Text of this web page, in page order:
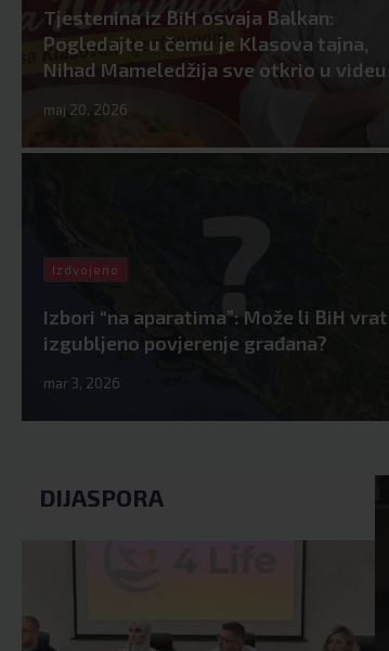
Tjestenina iz BiH osvaja Balkan:
Pogledajte u čemu je Klasova tajna,
Nihad Mameledžija sve otkrio u videu
maj 20, 2026
Izdvojeno
Izbori “na aparatima”: Može li BiH
izgubljeno povjerenje građana?
mar 3, 2026
DIJASPORA